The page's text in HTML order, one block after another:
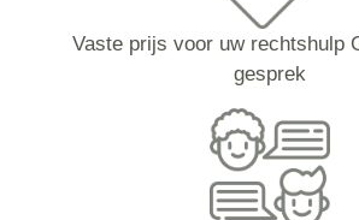
Vaste prijs voor uw rechtshulp
gesprek